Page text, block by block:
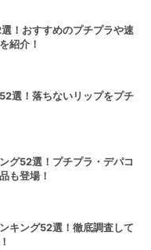
！おすすめのプチプラや速
紹介！
選！落ちないリップをプチ
グ52選！プチプラ・デパコ
も登場！
キング52選！徹底調査して